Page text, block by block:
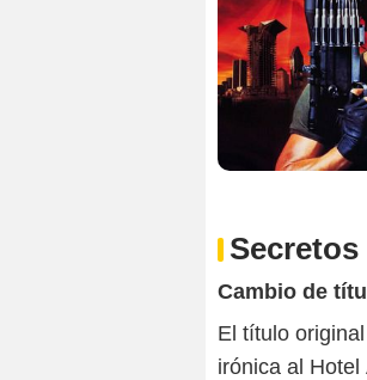
Cambio de
El título
irónica al Hotel